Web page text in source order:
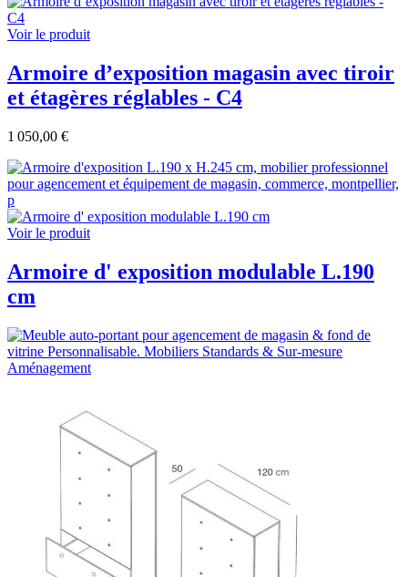
Voir le produit
Armoire d’exposition magasin avec tiroir
et étagères réglables - C4
1 050,00 €
Voir le produit
Armoire d' exposition modulable L.190
cm